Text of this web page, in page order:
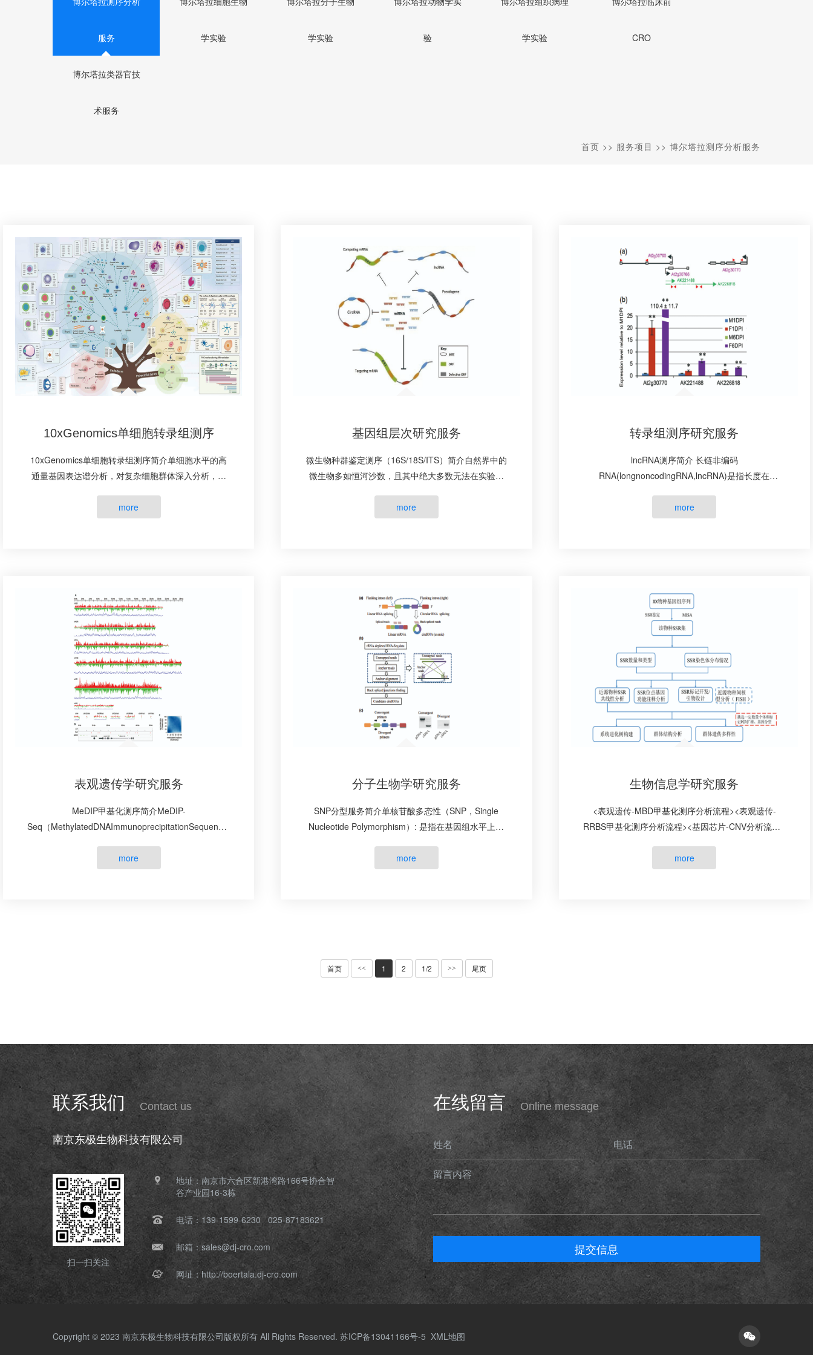
服务 学实验 学实验 验 学实验 CRO
博尔塔拉类器官技
术服务
首页 >> 服务项目 >> 博尔塔拉测序分析服务
10xGenomics单细胞转录组测序
10xGenomics单细胞转录组测序简介单细胞水平的高
通量基因表达谱分析，对复杂细胞群体深入分析，表
面蛋白，避免单个细胞的异···
more
基因组层次研究服务
微生物种群鉴定测序（16S/18S/ITS）简介自然界中的
微生物多如恒河沙数，且其中绝大多数无法在实验室
种，这还是一个正在急剧扩···
more
转录组测序研究服务
lncRNA测序简介 长链非编码
RNA(longnoncodingRNA,lncRNA)是指长度在
它们存在带polyA尾和不带polyA尾两种形式，具有跨
more
表观遗传学研究服务
MeDIP甲基化测序简介MeDIP-
Seq（MethylatedDNAImmunoprecipitationSequencing）
检测技术，采用甲基化DNA免疫共沉淀技术，通···
more
分子生物学研究服务
SNP分型服务简介单核苷酸多态性（SNP，Single
Nucleotide Polymorphism）: 是指在基因组水平上单
MassARRAY&reg; 平台利用···
more
生物信息学研究服务
<表观遗传-MBD甲基化测序分析流程><表观遗传-
RRBS甲基化测序分析流程><基因芯片-CNV分析流程>
shotg···
more
首页 << 1 2 1/2 >> 尾页
在线留言 Online message
姓名 电话
留言内容
提交信息
联系我们 Contact us
南京东极生物科技有限公司
扫一扫关注
地址：南京市六合区新港湾路166号协合智
谷产业园16-3栋
电话：139-1599-6230 025-87183621
邮箱：sales@dj-cro.com
网址：http://boertala.dj-cro.com
Copyright © 2023 南京东极生物科技有限公司版权所有 All Rights Reserved. 苏ICP备13041166号-5 XML地图